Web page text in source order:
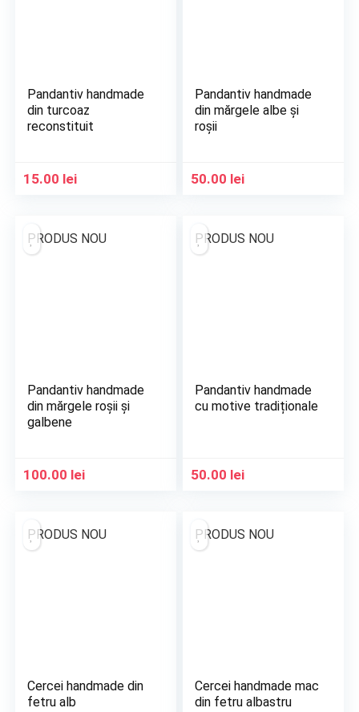
Pandantiv handmade
din turcoaz
reconstituit
15.00 lei
Pandantiv handmade
din mărgele albe și
roșii
50.00 lei
PRODUS NOU
Pandantiv handmade
din mărgele roșii și
galbene
100.00 lei
PRODUS NOU
Pandantiv handmade
cu motive tradiționale
50.00 lei
PRODUS NOU
Cercei handmade din
fetru alb
PRODUS NOU
Cercei handmade mac
din fetru albastru